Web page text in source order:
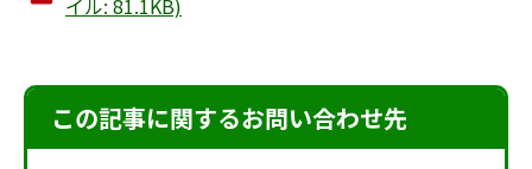
イル: 81.1KB)
この記事に関するお問い合わせ先